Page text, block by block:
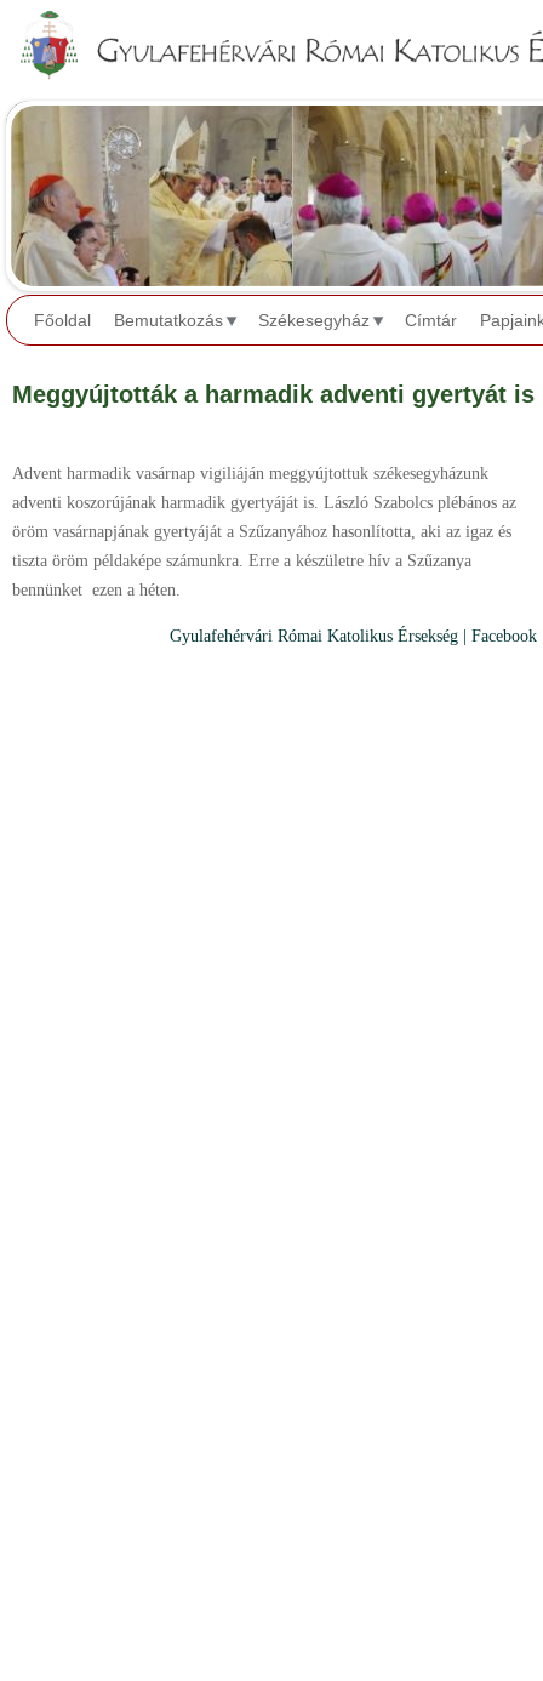
Főoldal Bemutatkozás Székesegyház Címtár
Meggyújtották a harmadik adventi gyertyát is
Advent harmadik vasárnap vigiliáján meggyújtottuk székesegyházunk
adventi koszorújának harmadik gyertyáját is. László Szabolcs plébános az
öröm vasárnapjának gyertyáját a Szűzanyához hasonlította, aki az igaz és
tiszta öröm példaképe számunkra. Erre a készületre hív a Szűzanya
bennünket ezen a héten.
Gyulafehérvári Római Katolikus Érsekség | Facebook